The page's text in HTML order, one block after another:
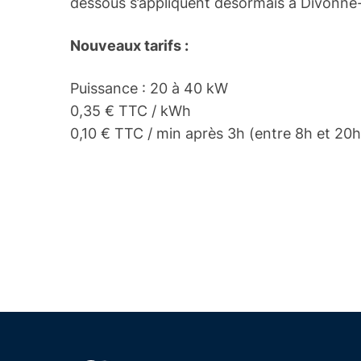
Nouveaux tarifs :
Puissance : 20 à 40 kW
0,35 € TTC / kWh
0,10 € TTC / min après 3h (entre 8h et